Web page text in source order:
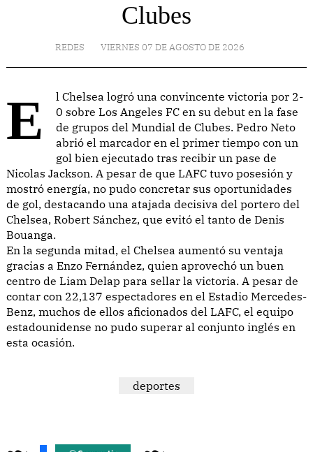
Clubes
REDES VIERNES 07 DE AGOSTO DE 2026
El Chelsea logró una convincente victoria por 2-
0 sobre Los Angeles FC en su debut en la fase
de grupos del Mundial de Clubes. Pedro Neto
abrió el marcador en el primer tiempo con un
gol bien ejecutado tras recibir un pase de
Nicolas Jackson. A pesar de que LAFC tuvo posesión y
mostró energía, no pudo concretar sus oportunidades
de gol, destacando una atajada decisiva del portero del
Chelsea, Robert Sánchez, que evitó el tanto de Denis
Bouanga.
En la segunda mitad, el Chelsea aumentó su ventaja
gracias a Enzo Fernández, quien aprovechó un buen
centro de Liam Delap para sellar la victoria. A pesar de
contar con 22,137 espectadores en el Estadio Mercedes-
Benz, muchos de ellos aficionados del LAFC, el equipo
estadounidense no pudo superar al conjunto inglés en
esta ocasión.
deportes